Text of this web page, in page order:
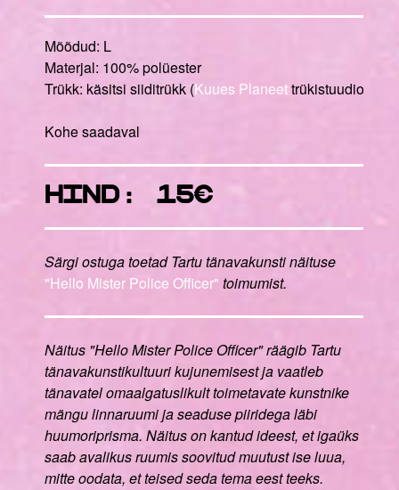
Mõõdud: L
Materjal: 100% polüester
Trükk: käsitsi siiditrükk (Kuues Planeettrükistuudio)
Kohe saadaval
hind: 15€
Särgi ostuga toetadTartu tänavakunsti näituse
"Hello Mister Police Officer" toimumist.
Näitus "Hello Mister Police Officer" räägib Tartu
tänavakunstikultuuri kujunemisest ja vaatleb
tänavatel omaalgatuslikult toimetavate kunstnike
mängu linnaruumi ja seaduse piiridega läbi
huumoriprisma. Näitus on kantud ideest, et igaüks
saab avalikus ruumis soovitud muutust ise luua,
mitte oodata, et teised seda tema eest teeks.